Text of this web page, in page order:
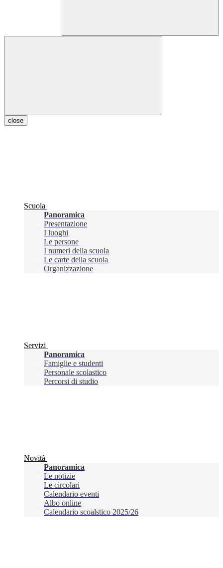
close
Scuola
Panoramica
Presentazione
I luoghi
Le persone
I numeri della scuola
Le carte della scuola
Organizzazione
Servizi
Panoramica
Famiglie e studenti
Personale scolastico
Percorsi di studio
Novità
Panoramica
Le notizie
Le circolari
Calendario eventi
Albo online
Calendario scoalstico 2025/26